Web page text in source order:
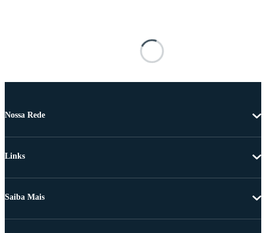
Nossa Rede
Links
Saiba Mais